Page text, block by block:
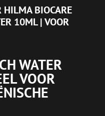
HILMA BIOCARE
10ML | VOOR
WATER
VOOR